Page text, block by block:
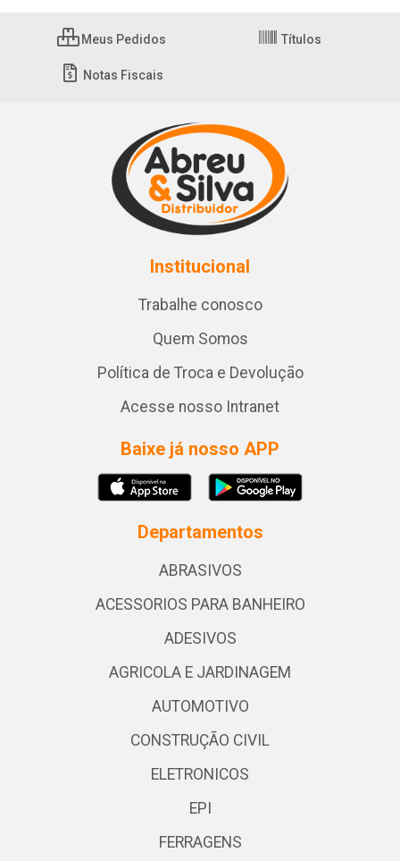
Meus Pedidos Títulos
Notas Fiscais
Institucional
Trabalhe conosco
Quem Somos
Política de Troca e Devolução
Acesse nosso Intranet
Baixe já nosso APP
Departamentos
ABRASIVOS
ACESSORIOS PARA BANHEIRO
ADESIVOS
AGRICOLA E JARDINAGEM
AUTOMOTIVO
CONSTRUÇÃO CIVIL
ELETRONICOS
EPI
FERRAGENS